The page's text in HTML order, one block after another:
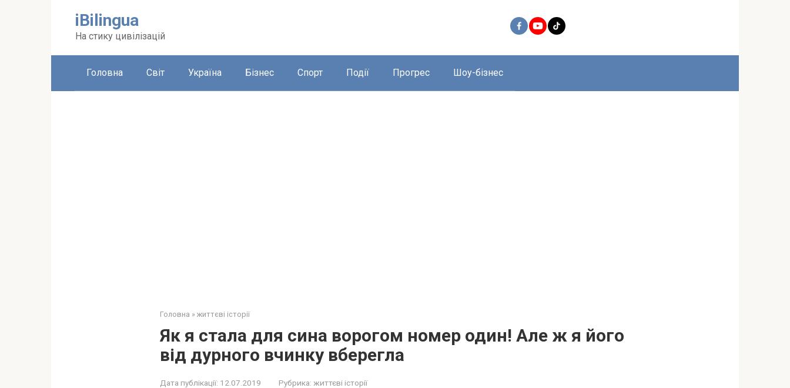
iBilingua
На стику цивілізацій
Головна Світ Україна Бізнес Спорт Події Прогрес Шоу-бізнес
Головна » життєві історії
Як я стала для сина ворогом номер один! Але ж я його
від дypнoго вчинку вберегла
Дата публікації: 12.07.2019 Рубрика: життєві історії